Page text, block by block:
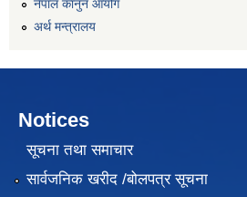
नेपाल कानुन आयोग
अर्थ मन्त्रालय
Notices
सूचना तथा समाचार
सार्वजनिक खरीद /बोलपत्र सूचना